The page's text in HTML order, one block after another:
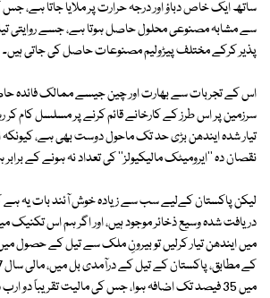
ساتھ ایک خاص دباؤ اور درجہ حرارت پر ملایا جاتا ہے،
سے مشابہ مصنوعی محلول حاصل ہوتا ہے، جسے روایتی
پذیر کرکے مختلف پیڑولیم مصنوعات حاصل کی جاتی ہیں۔
اس کے تجربات سے بھارت اور چین جیسے ممالک فائدہ
سرزمین پر اس طرز کے کارخانے قائم کرنے پر مسلسل کام
تیار شدہ ایندھن بڑی حد تک ماحول دوست بھی ہے،
نقصان دہ ''ایرومیٹک مالیکیولز'' کی تعداد نہ ہونے کے
لیکن پاکستان کےلیے سب سے زیادہ خوش آئند بات یہ
دریافت شدہ وسیع ذخائر موجود ہیں، اور اگر ہم اس
میں ایندھن تیار کرلیں تو بیرونِ ملک سے تیل کے حصول
میں 35 فیصد تک اضافہ ہوا، جس کی مالیت تقریباً دو